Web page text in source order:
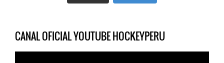
CANAL OFICIAL YOUTUBE HOCKEYPERU